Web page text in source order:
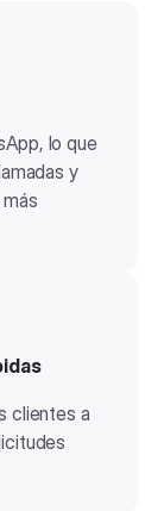
lo que
y
clientes a